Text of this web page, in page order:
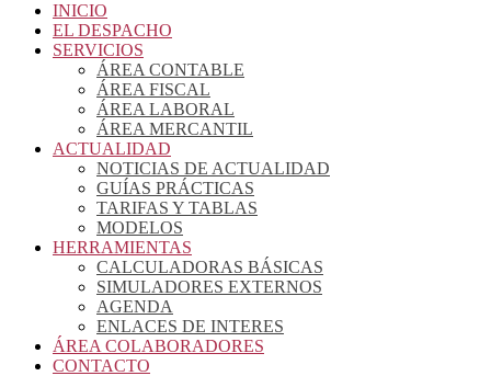
INICIO
EL DESPACHO
SERVICIOS
ÁREA CONTABLE
ÁREA FISCAL
ÁREA LABORAL
ÁREA MERCANTIL
ACTUALIDAD
NOTICIAS DE ACTUALIDAD
GUÍAS PRÁCTICAS
TARIFAS Y TABLAS
MODELOS
HERRAMIENTAS
CALCULADORAS BÁSICAS
SIMULADORES EXTERNOS
AGENDA
ENLACES DE INTERES
ÁREA COLABORADORES
CONTACTO